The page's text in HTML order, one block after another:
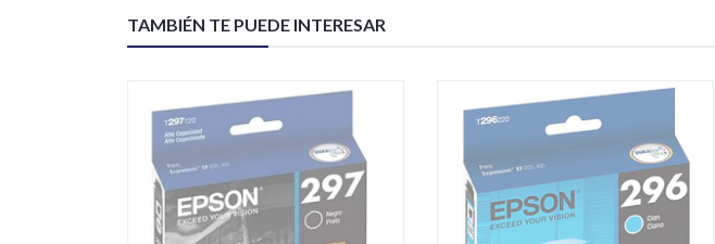
TAMBIÉN TE PUEDE INTERESAR